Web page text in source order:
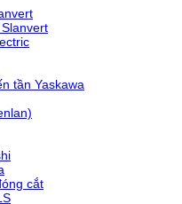
tần Yaskawa
cắt